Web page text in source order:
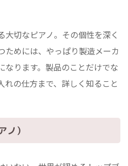
大切なピアノ。その個性を深く
ためには、やっぱり製造メーカ
なります。製品のことだけでな
れの仕方まで、詳しく知ること
ノ）